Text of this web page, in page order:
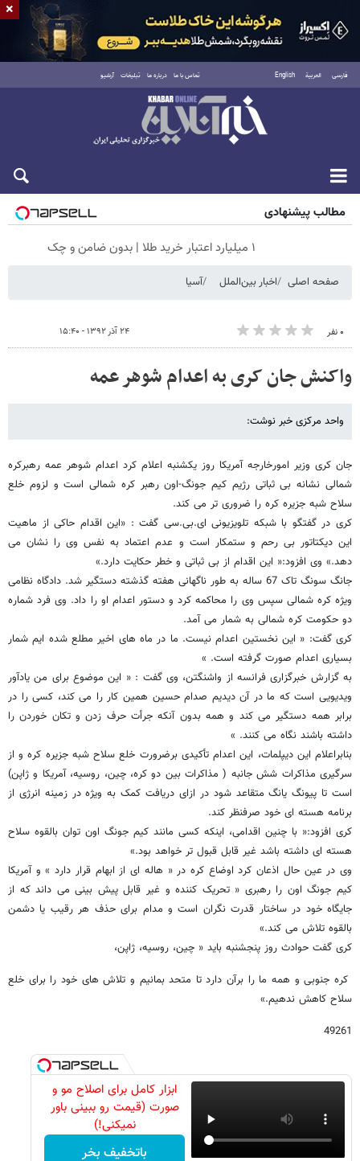
فارسی العربية English تماس با ما درباره ما تبلیغات آرشیو
شنبه ۱۷ مرداد ۱۴۰۵
مطالب پیشنهادی
۱ میلیارد اعتبار خرید طلا | بدون ضامن و چک
صفحه اصلی اخبار بین‌الملل آسیا
۰ نفر ۲۴ آذر ۱۳۹۲ - ۱۵:۴۰
واکنش جان کری به اعدام شوهر عمه
واحد مرکزی خبر نوشت:
جان کری وزیر امورخارجه آمریکا روز یکشنبه اعلام کرد اعدام شوهر عمه رهبرکره
شمالی نشانه بی ثباتی رژیم کیم جونگ-اون رهبر کره شمالی است و لزوم خلع
سلاح شبه جزیره کره را ضروری تر می کند.
کری در گفتگو با شبکه تلویزیونی ای.بی.سی گفت : «این اقدام حاکی از ماهیت
این دیکتاتور بی رحم و ستمکار است و عدم اعتماد به نفس وی را نشان می
دهد.» وی افزود:«‌ این اقدام از بی ثباتی و خطر حکایت دارد.»
جانگ سونگ تاک 67 ساله به طور ناگهانی هفته گذشته دستگیر شد. دادگاه نظامی
ویژه کره شمالی سپس وی را محاکمه کرد و دستور اعدام او را داد. وی فرد شماره
دو حکومت کره شمالی به شمار می آمد.
کری گفت: « این نخستین اعدام نیست. ما در ماه های اخیر مطلع شده ایم شمار
بسیاری اعدام صورت گرفته است. »
به گزارش خبرگزاری فرانسه از واشنگتن، وی گفت : « این موضوع برای من یادآور
ویدیویی است که ما در آن دیدیم صدام حسین همین کار را می کند، کسی را در
برابر همه دستگیر می کند و همه بدون آنکه جرأت حرف زدن و تکان خوردن را
داشته باشند نگاه می کنند. »
بنابراعلام این دیپلمات، این اعدام تأکیدی برضرورت خلع سلاح شبه جزیره کره و از
سرگیری مذاکرات شش جانبه ( مذاکرات بین دو کره، چین، روسیه، آمریکا و ژاپن)
است تا پیونگ یانگ متقاعد شود در ازای دریافت کمک به ویژه در زمینه انرژی از
برنامه هسته ای خود صرفنظر کند.
کری افزود:«‌ با چنین اقدامی، اینکه کسی مانند کیم جونگ اون توان بالقوه سلاح
هسته ای داشته باشد غیر قابل قبول تر خواهد بود.»
وی در عین حال اذعان کرد اوضاع کره در « هاله ای از ابهام قرار دارد » و آمریکا
کیم جونگ اون را رهبری «‌ تحریک کننده و غیر قابل پیش بینی می داند که از
جایگاه خود در ساختار قدرت نگران است و مدام برای حذف هر رقیب یا دشمن
بالقوه تلاش می کند.»
کری گفت حوادث روز پنجشنبه باید « چین، روسیه، ژاپن،
کره جنوبی و همه ما را برآن دارد تا متحد بمانیم و تلاش های خود را برای خلع
سلاح کاهش ندهیم.»
49261
ابزار کامل برای اصلاح مو و
صورت (قیمت رو ببینی باور
نمیکنی!)
باتخفیف بخر
×